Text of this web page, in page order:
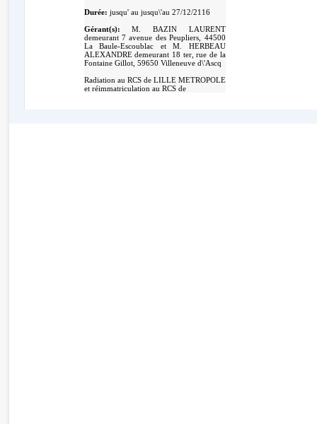
Durée: jusqu' au jusqu\'au 27/12/2116
Gérant(s): M. BAZIN LAURENT
demeurant 7 avenue des Peupliers, 44500
La Baule-Escoublac et M. HERBEAU
ALEXANDRE demeurant 18 ter, rue de la
Fontaine Gillot, 59650 Villeneuve d\'Ascq
Radiation au RCS de LILLE METROPOLE
et réimmatriculation au RCS de